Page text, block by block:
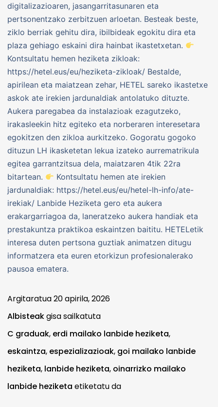
digitalizazioaren, jasangarritasunaren eta
pertsonentzako zerbitzuen arloetan. Besteak beste,
ziklo berriak gehitu dira, ibilbideak egokitu dira eta
plaza gehiago eskaini dira hainbat ikastetxetan.
Kontsultatu hemen heziketa zikloak:
https://hetel.eus/eu/heziketa-zikloak/ Bestalde,
apirilean eta maiatzean zehar, HETEL sareko ikastetxe
askok ate irekien jardunaldiak antolatuko dituzte.
Aukera paregabea da instalazioak ezagutzeko,
irakasleekin hitz egiteko eta norberaren interesetara
egokitzen den zikloa aurkitzeko. Gogoratu gogoko
dituzun LH ikasketetan lekua izateko aurrematrikula
egitea garrantzitsua dela, maiatzaren 4tik 22ra
bitartean.
Kontsultatu hemen ate irekien
jardunaldiak: https://hetel.eus/eu/hetel-lh-info/ate-
irekiak/ Lanbide Heziketa gero eta aukera
erakargarriagoa da, laneratzeko aukera handiak eta
prestakuntza praktikoa eskaintzen baititu. HETELetik
interesa duten pertsona guztiak animatzen ditugu
informatzera eta euren etorkizun profesionalerako
pausoa ematera.
Argitaratua20 apirila, 2026
Albisteakgisa sailkatuta
C graduak, erdi mailako lanbide heziketa,
eskaintza, espezializazioak, goi mailako lanbide
heziketa, lanbide heziketa, oinarrizko mailako
lanbide heziketa etiketatu da